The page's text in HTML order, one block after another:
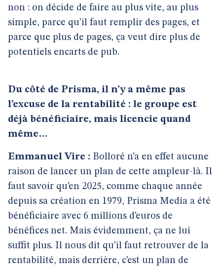
non : on décide de faire au plus vite, au plus
simple, parce qu’il faut remplir des pages, et
parce que plus de pages, ça veut dire plus de
potentiels encarts de pub.
Du côté de Prisma, il n’y a même pas
l’excuse de la rentabilité : le groupe est
déjà bénéficiaire, mais licencie quand
même…
Emmanuel Vire : Bolloré n’a en effet aucune
raison de lancer un plan de cette ampleur-là. Il
faut savoir qu’en 2025, comme chaque année
depuis sa création en 1979, Prisma Media a été
bénéficiaire avec 6 millions d’euros de
bénéfices net. Mais évidemment, ça ne lui
suffit plus. Il nous dit qu’il faut retrouver de la
rentabilité, mais derrière, c’est un plan de